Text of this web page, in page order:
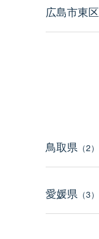
広島市東区
鳥取県 （2）
愛媛県 （3）